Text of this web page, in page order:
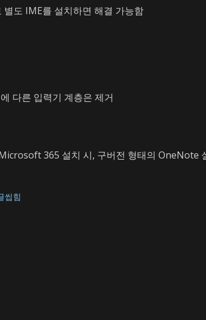
도 IME를 설치하면 해결 가능함
다른 입력기 계층은 제거
365 설치 시, 구버전 형태의 OneNote
씹힘